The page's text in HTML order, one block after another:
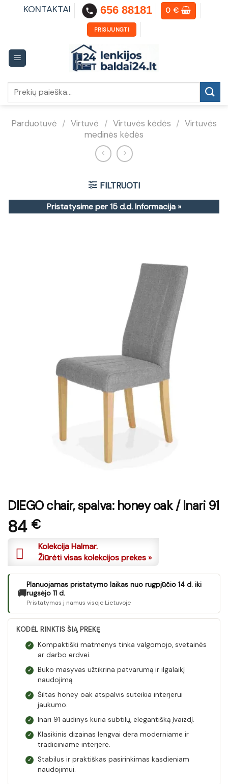
KONTAKTAI 656 88181 0€
PRISIJUNGTI
Parduotuvė / Virtuvė / Virtuvės kėdės / Virtuvės
medinės kėdės
FILTRUOTI
Pristatysime per 15 d.d.Informacija »
DIEGO chair, spalva: honey oak / Inari 91
84 €
Kolekcija Halmar.
Žiūrėti visas kolekcijos prekes »
🚚
Planuojamas pristatymo laikas nuo rugpjūčio 14 d. iki
rugsėjo 11 d.
Pristatymas į namus visoje Lietuvoje
KODĖL RINKTIS ŠIĄ PREKĘ
✓
Kompaktiški matmenys tinka valgomojo, svetainės
ar darbo erdvei.
✓
Buko masyvas užtikrina patvarumą ir ilgalaikį
naudojimą.
✓
Šiltas honey oak atspalvis suteikia interjerui
jaukumo.
✓ Inari 91 audinys kuria subtilų, elegantišką įvaizdį.
✓
Klasikinis dizainas lengvai dera moderniame ir
tradiciniame interjere.
✓
Stabilus ir praktiškas pasirinkimas kasdieniam
naudojimui.